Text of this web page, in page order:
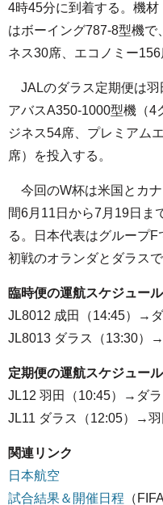
4時45分に到着する。機材
はボーイング787-8型機
ネス30席、エコノミー
JALのダラス定期便は羽
アバスA350-1000型機（4
ジネス54席、プレミアム
席）を投入する。
今回のW杯は米国とカ
間6月11日から7月19日ま
る。日本代表はグループ
初戦のオランダとダラスで
臨時便の運航スケジュール
JL8012 成田（14:45）→
JL8013 ダラス（13:30）
定期便の運航スケジュール
JL12 羽田（10:45）→ダ
JL11 ダラス（12:05）→羽
関連リンク
日本航空
試合結果＆開催日程 （